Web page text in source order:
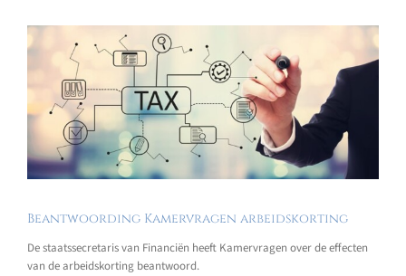
Bekijk
grotere
afbeelding
Beantwoording Kamervragen arbeidskorting
De staatssecretaris van Financiën heeft Kamervragen over de effecten
van de arbeidskorting beantwoord.